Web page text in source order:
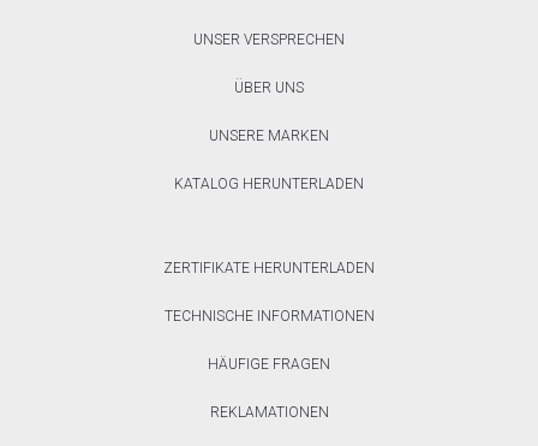
UNSER VERSPRECHEN
ÜBER UNS
UNSERE MARKEN
KATALOG HERUNTERLADEN
ZERTIFIKATE HERUNTERLADEN
TECHNISCHE INFORMATIONEN
HÄUFIGE FRAGEN
REKLAMATIONEN